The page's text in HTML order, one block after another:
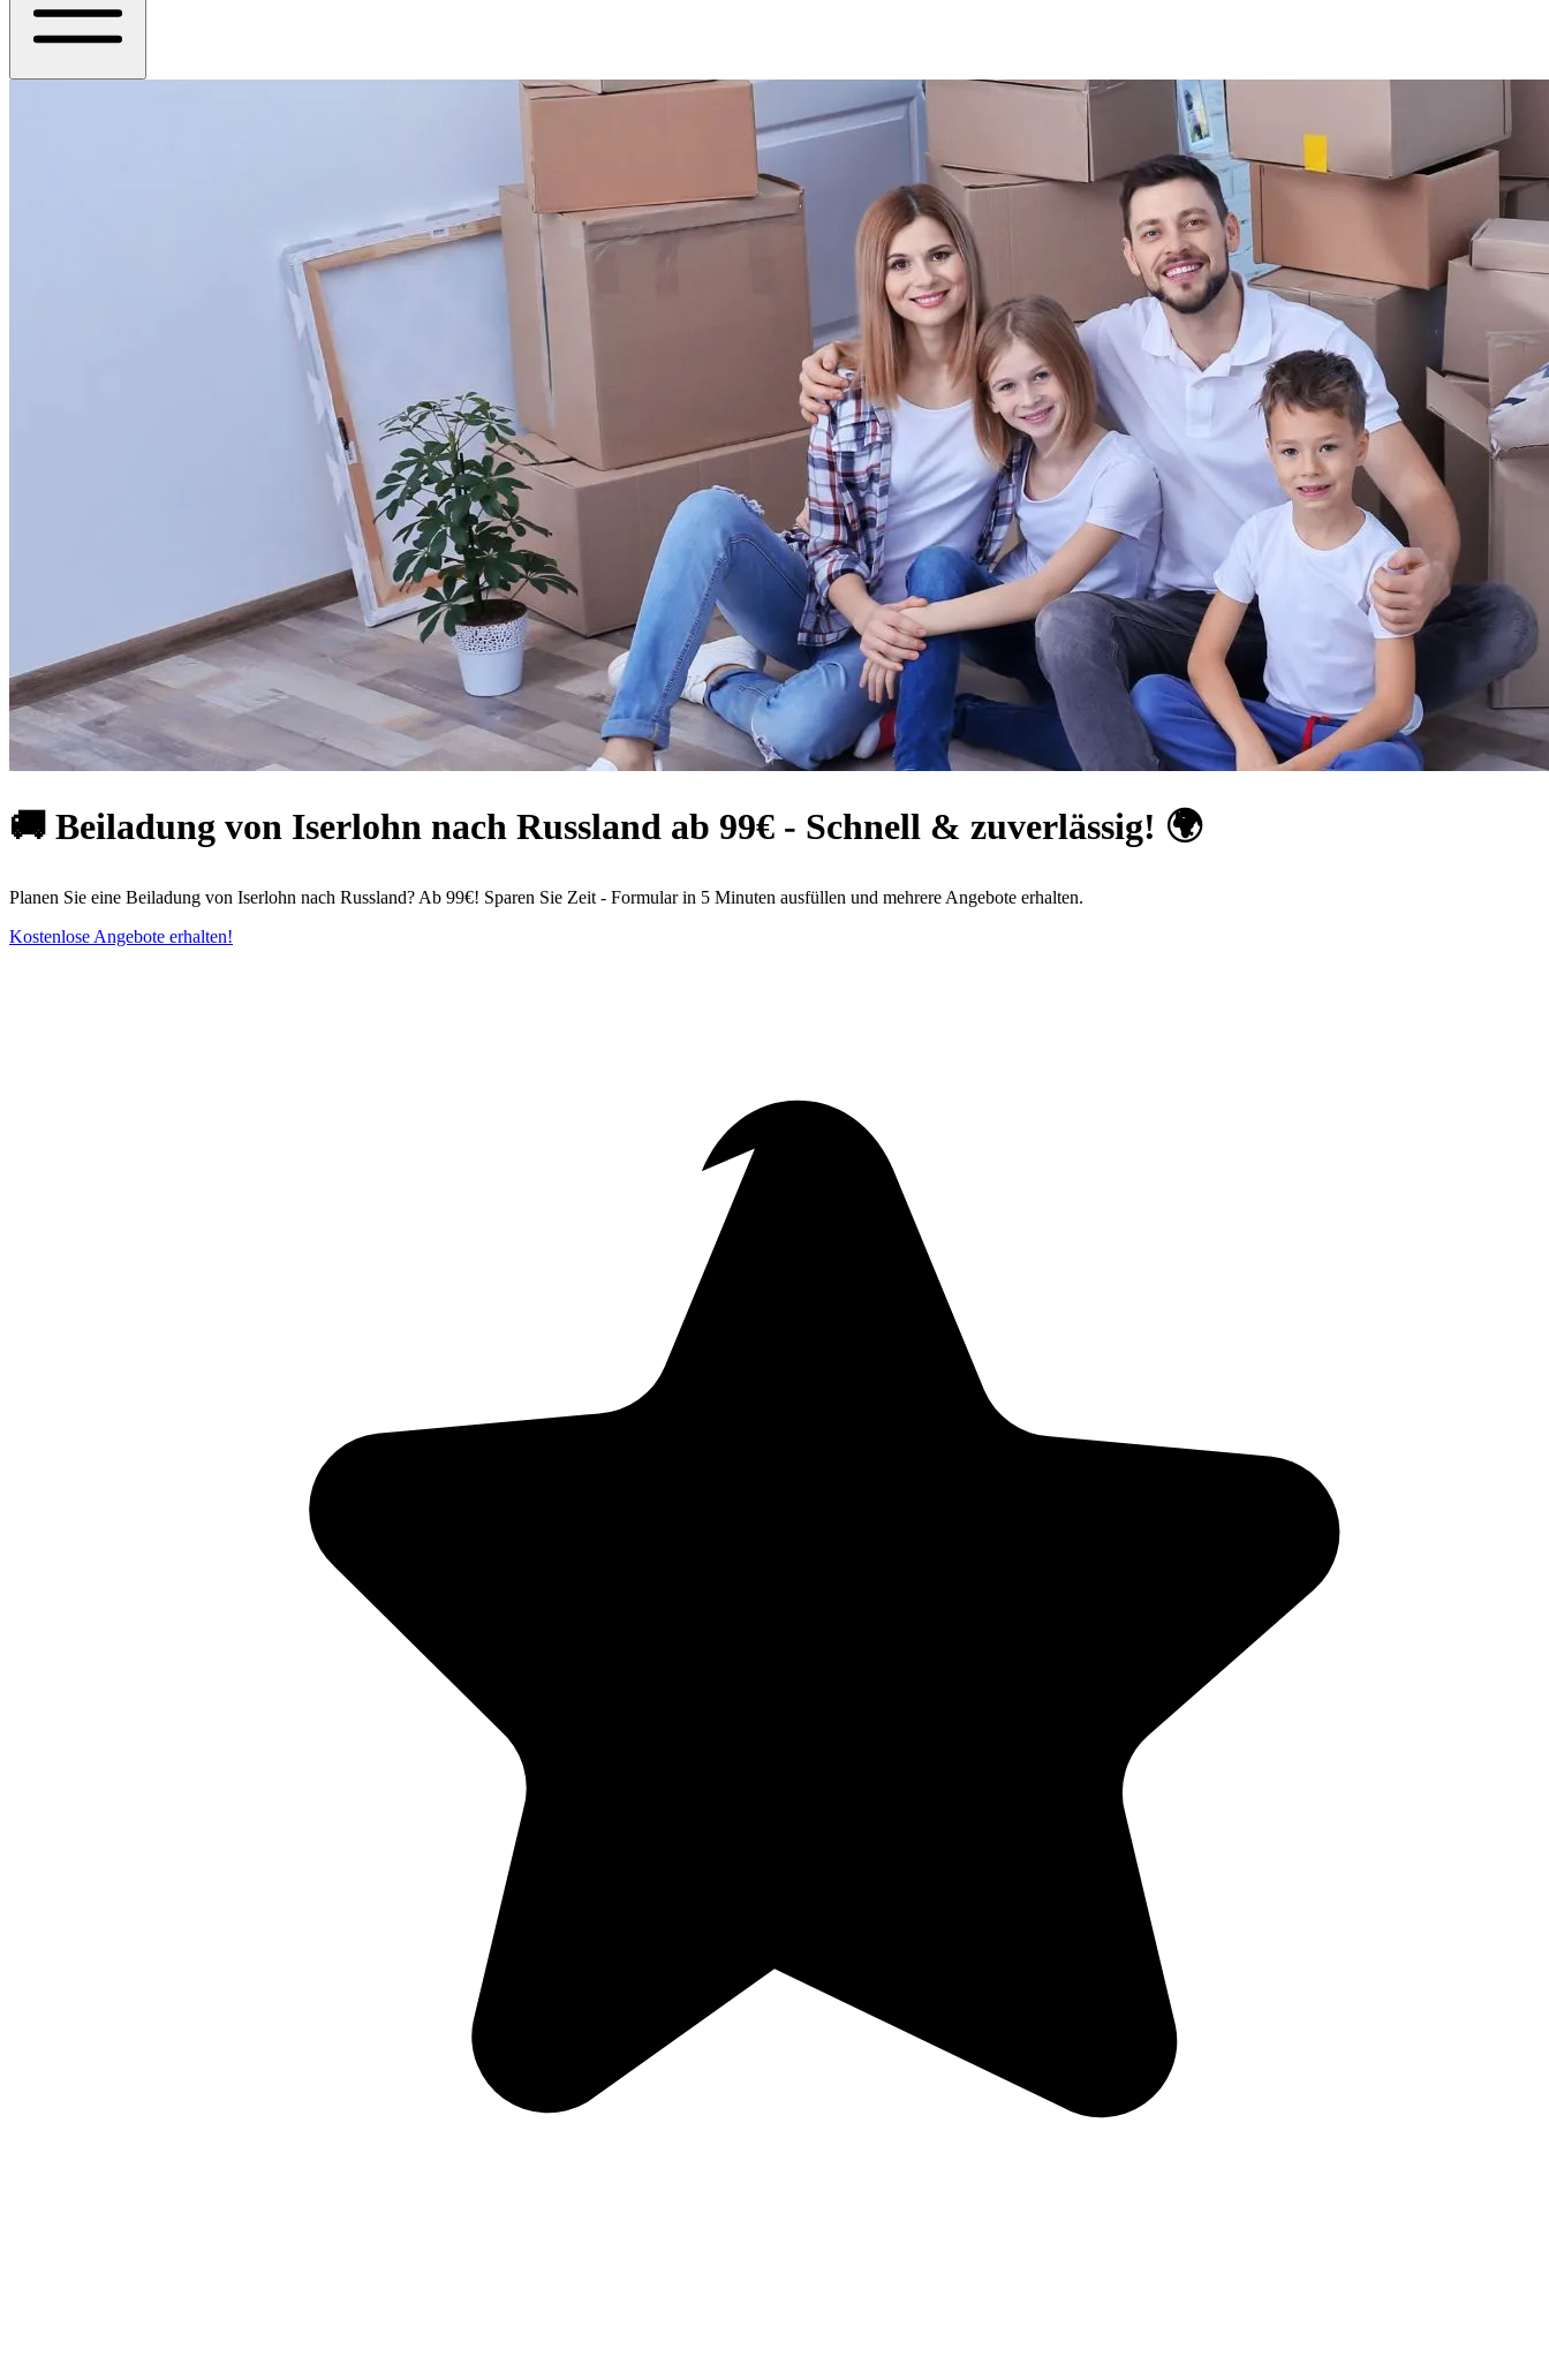
🚚 Beiladung von Iserlohn nach Russland ab 99€ - Schnell & zuverlässig! 🌍
Planen Sie eine Beiladung von Iserlohn nach Russland? Ab 99€! Sparen Sie Zeit - Formular in 5 Minuten ausfüllen und mehrere Angebote erhalten.
Kostenlose Angebote erhalten!